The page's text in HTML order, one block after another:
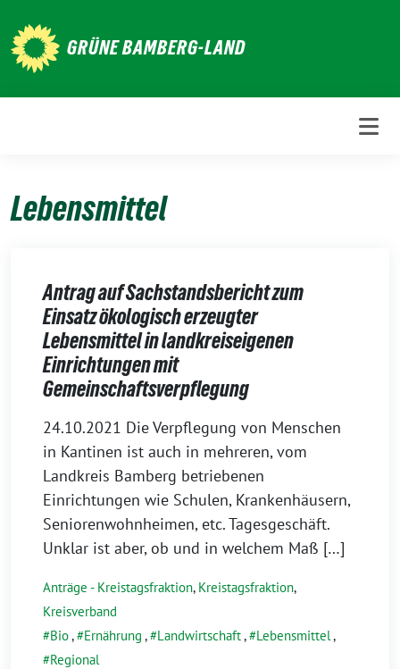
zum
Inhalt
GRÜNE BAMBERG-LAND
Lebensmittel
Antrag auf Sachstandsbericht zum
Einsatz ökologisch erzeugter
Lebensmittel in landkreiseigenen
Einrichtungen mit
Gemeinschaftsverpflegung
1.
November
2021
24.10.2021 Die Verpflegung von Menschen
in Kantinen ist auch in mehreren, vom
Landkreis Bamberg betriebenen
Einrichtungen wie Schulen, Krankenhäusern,
Seniorenwohnheimen, etc. Tagesgeschäft.
Unklar ist aber, ob und in welchem Maß […]
Anträge - Kreistagsfraktion, Kreistagsfraktion,
Kreisverband
Bio, Ernährung , Landwirtschaft, Lebensmittel,
Regional